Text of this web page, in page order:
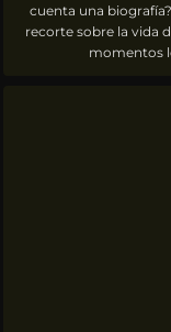
cuenta una
recorte sobre la vida
momentos